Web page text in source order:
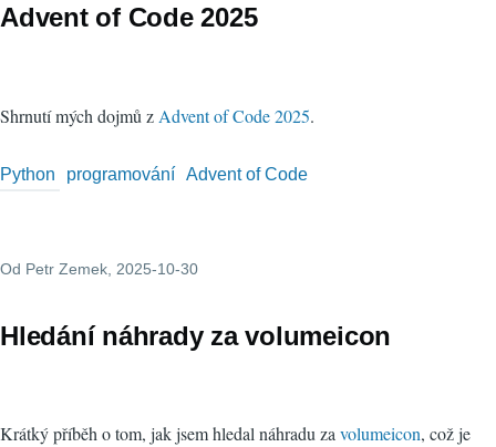
Advent of Code 2025
Shrnutí mých dojmů z Advent of Code 2025.
Python programování Advent of Code
Od Petr Zemek , 2025-10-30
Hledání náhrady za volumeicon
Krátký příběh o tom, jak jsem hledal náhradu zavolumeicon, což je